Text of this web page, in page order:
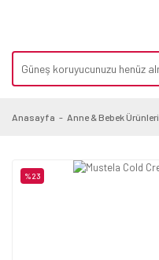
Anasayfa Anne & Bebek Ürünleri
%23